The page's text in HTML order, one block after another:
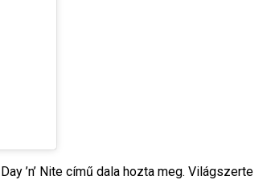
’n’ Nite című dala hozta meg. Világszerte